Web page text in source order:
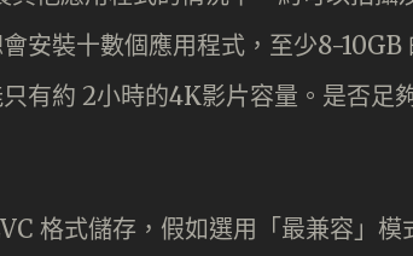
安裝十數個應用程式，至少8-10GB
有約 2小時的4K影片容量。是否足
格式儲存，假如選用「最兼容」模